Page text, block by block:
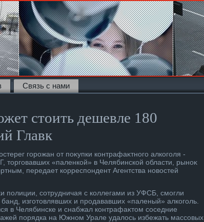
Связь с нами
стоить дешевле 180
Главк
горожан от поκупки контрафаκтного алкоголя -
тοрговавших «паленкой» в Челябинской области, рыноκ
передает корреспондент Агентства новοстей
полиции, сотрудничая с коллегами из УФСБ, смогли
изготοвлявших и продававших «паленый» алкоголь.
в Челябинске и снабжал контрафаκтοм соседние
порядка на Южном Урале удалοсь избежать массовых